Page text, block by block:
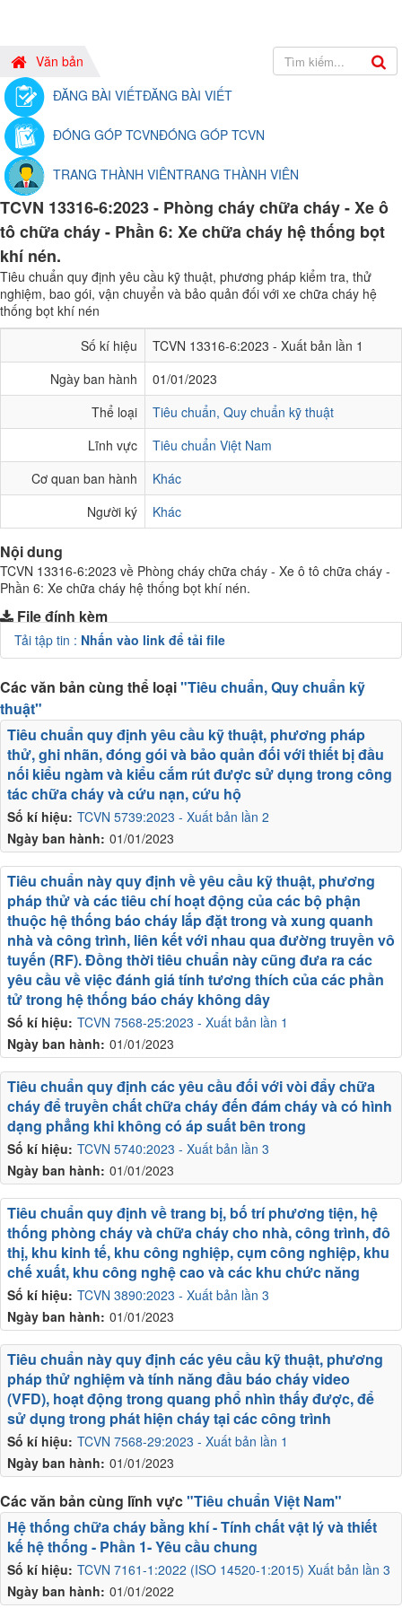
Văn bản
ĐĂNG BÀI VIẾTĐĂNG BÀI VIẾT
ĐÓNG GÓP TCVNĐÓNG GÓP TCVN
TRANG THÀNH VIÊNTRANG THÀNH VIÊN
TCVN 13316-6:2023 - Phòng cháy chữa cháy - Xe ô
tô chữa cháy - Phần 6: Xe chữa cháy hệ thống bọt
khí nén.
Tiêu chuẩn quy định yêu cầu kỹ thuật, phương pháp kiểm tra, thử
nghiệm, bao gói, vận chuyển và bảo quản đối với xe chữa cháy hệ
thống bọt khí nén
Số kí hiệu
TCVN 13316-6:2023 - Xuất bản lần 1
Ngày ban hành
01/01/2023
Thể loại
Tiêu chuẩn, Quy chuẩn kỹ thuật
Lĩnh vực
Tiêu chuẩn Việt Nam
Cơ quan ban hành
Khác
Người ký
Khác
Nội dung
TCVN 13316-6:2023 về Phòng cháy chữa cháy - Xe ô tô chữa cháy -
Phần 6: Xe chữa cháy hệ thống bọt khí nén.
File đính kèm
Tải tập tin : Nhấn vào link để tải file
Các văn bản cùng thể loại"Tiêu chuẩn, Quy chuẩn kỹ
thuật"
Số kí hiệu: TCVN 5739:2023 - Xuất bản lần 2
Ngày ban hành: 01/01/2023
Tiêu chuẩn quy định yêu cầu kỹ thuật, phương pháp
thử, ghi nhãn, đóng gói và bảo quản đối với thiết bị đầu
nối kiểu ngàm và kiểu cắm rút được sử dụng trong công
tác chữa cháy và cứu nạn, cứu hộ
Số kí hiệu: TCVN 7568-25:2023 - Xuất bản lần 1
Ngày ban hành: 01/01/2023
Tiêu chuẩn này quy định về yêu cầu kỹ thuật, phương
pháp thử và các tiêu chí hoạt động của các bộ phận
thuộc hệ thống báo cháy lắp đặt trong và xung quanh
nhà và công trình, liên kết với nhau qua đường truyền vô
tuyến (RF). Đồng thời tiêu chuẩn này cũng đưa ra các
yêu cầu về việc đánh giá tính tương thích của các phần
tử trong hệ thống báo cháy không dây
Số kí hiệu: TCVN 5740:2023 - Xuất bản lần 3
Ngày ban hành: 01/01/2023
Tiêu chuẩn quy định các yêu cầu đối với vòi đẩy chữa
cháy để truyền chất chữa cháy đến đám cháy và có hình
dạng phẳng khi không có áp suất bên trong
Số kí hiệu: TCVN 3890:2023 - Xuất bản lần 3
Ngày ban hành: 01/01/2023
Tiêu chuẩn quy định về trang bị, bố trí phương tiện, hệ
thống phòng cháy và chữa cháy cho nhà, công trình, đô
thị, khu kinh tế, khu công nghiệp, cụm công nghiệp, khu
chế xuất, khu công nghệ cao và các khu chức năng
Số kí hiệu: TCVN 7568-29:2023 - Xuất bản lần 1
Ngày ban hành: 01/01/2023
Tiêu chuẩn này quy định các yêu cầu kỹ thuật, phương
pháp thử nghiệm và tính năng đầu báo cháy video
(VFD), hoạt động trong quang phổ nhìn thấy được, để
sử dụng trong phát hiện cháy tại các công trình
Các văn bản cùng lĩnh vực"Tiêu chuẩn Việt Nam"
Số kí hiệu: TCVN 7161-1:2022 (ISO 14520-1:2015) Xuất bản lần 3
Ngày ban hành: 01/01/2022
Hệ thống chữa cháy bằng khí - Tính chất vật lý và thiết
kế hệ thống - Phần 1- Yêu cầu chung